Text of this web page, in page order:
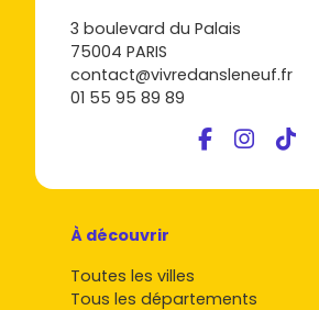
3 boulevard du Palais
75004 PARIS
contact@vivredansleneuf.fr
01 55 95 89 89
À découvrir
Toutes les villes
Tous les départements